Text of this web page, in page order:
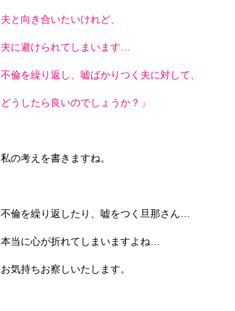
夫と向き合いたいけれど、
夫に避けられてしまいます…
不倫を繰り返し、嘘ばかりつく夫に対して、
どうしたら良いのでしょうか？」
私の考えを書きますね。
不倫を繰り返したり、嘘をつく旦那さん…
本当に心が折れてしまいますよね…
お気持ちお察しいたします。